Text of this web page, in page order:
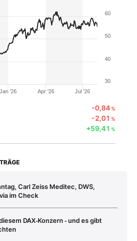
Jan '26 Apr '26 Jul '26
30
40
50
60
-0,84%
-2,01 %
+59,41 %
Carl Zeiss Meditec, DWS,
im Check
DAX‑Konzern ‑ und es gibt